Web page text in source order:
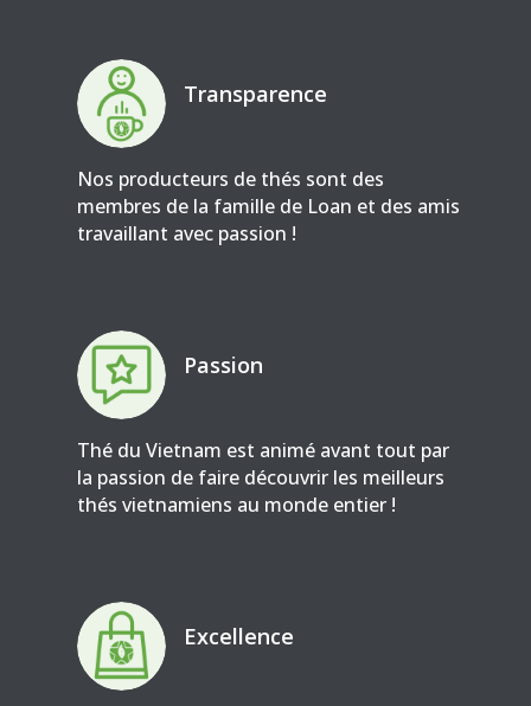
Transparence
Nos producteurs de thés sont des
membres de la famille de Loan et des amis
travaillant avec passion !
Passion
Thé du Vietnam est animé avant tout par
la passion de faire découvrir les meilleurs
thés vietnamiens au monde entier !
Excellence